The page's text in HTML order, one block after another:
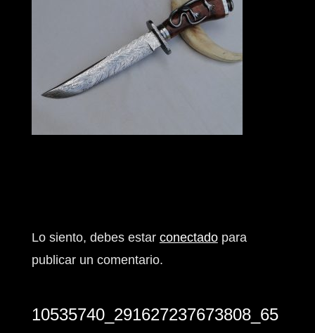
Lo siento, debes estar conectadopara
publicar un comentario.
10535740_291627237673808_65